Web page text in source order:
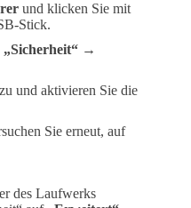
und klicken Sie mit
Stick.
„Sicherheit“ →
und aktivieren Sie die
Sie erneut, auf
des Laufwerks